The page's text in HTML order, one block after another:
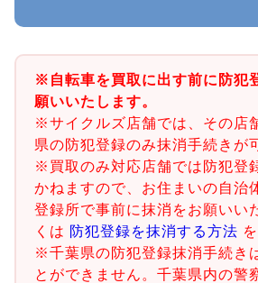
※自転車を買取に出す前に防犯
願いいたします。
※サイクルズ店舗では、その店
県の防犯登録のみ抹消手続きが
※買取のみ対応店舗では防犯登
かねますので、お住まいの自治
登録所で事前に抹消をお願いい
くは 防犯登録を抹消する方法
※千葉県の防犯登録抹消手続き
とができません。千葉県内の警